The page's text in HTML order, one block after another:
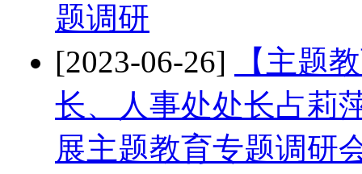
题调研
[2023-06-26]
【主题
长、人事处处长占莉
展主题教育专题调研